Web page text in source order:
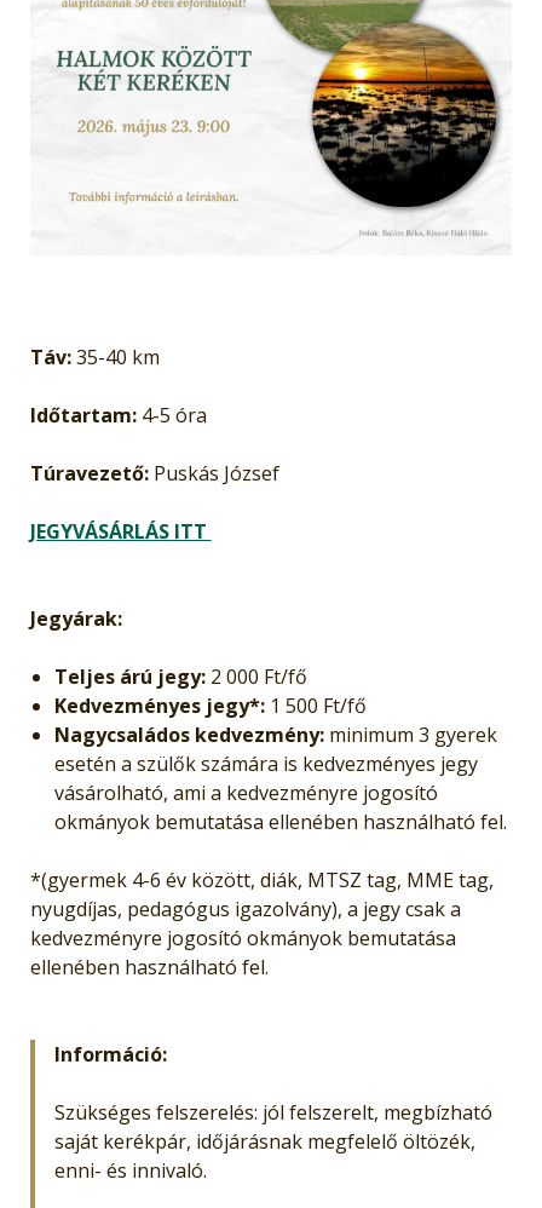
Táv:35-40 km
Időtartam: 4-5 óra
Túravezető:Puskás József
JEGYVÁSÁRLÁS ITT
Jegyárak:
Teljes árú jegy:2 000 Ft/fő
Kedvezményes jegy*: 1 500 Ft/fő
Nagycsaládos kedvezmény:minimum 3 gyerek
esetén a szülők számára is kedvezményes jegy
vásárolható, ami a kedvezményre jogosító
okmányok bemutatása ellenében használható fel.
*(gyermek 4-6 év között, diák, MTSZ tag, MME tag,
nyugdíjas, pedagógus igazolvány), a jegy csak a
kedvezményre jogosító okmányok bemutatása
ellenében használható fel.
Információ:
Szükséges felszerelés: jól felszerelt, megbízható
saját kerékpár, időjárásnak megfelelő öltözék,
enni- és innivaló.